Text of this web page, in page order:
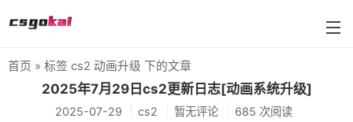
farmskins
88dog
首页 » 标签 cs2 动画升级 下的文章
2025年7月29日cs2更新日志[动画系统升级]
2025-07-29 cs2 暂无评论 685 次阅读